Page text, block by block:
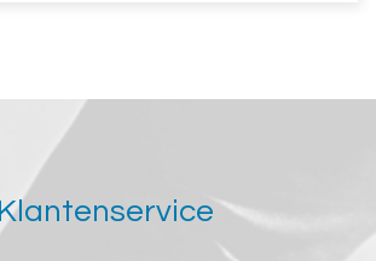
Klantenservice